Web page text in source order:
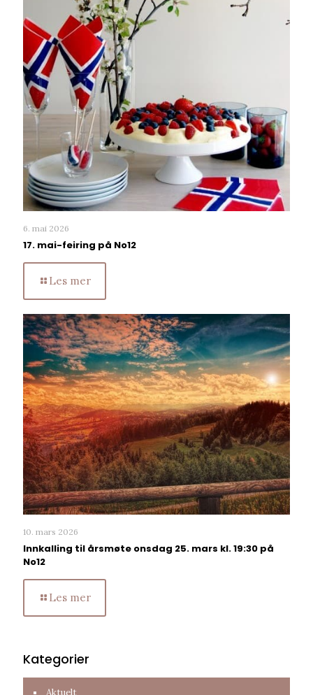
6. mai 2026
17. mai-feiring på No12
Les mer
10. mars 2026
Innkalling til årsmøte onsdag 25. mars kl. 19:30 på
No12
Les mer
Kategorier
Aktuelt